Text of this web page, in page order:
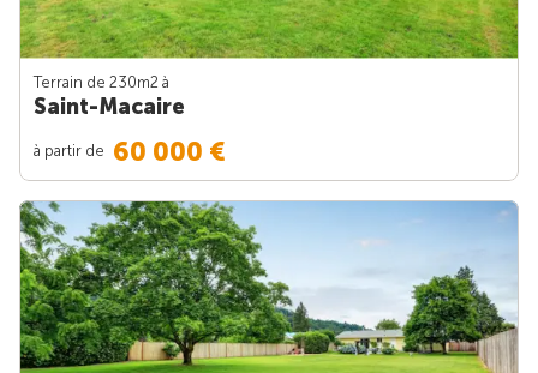
Terrain de 230m2 à
Saint-Macaire
à partir de 60 000 €